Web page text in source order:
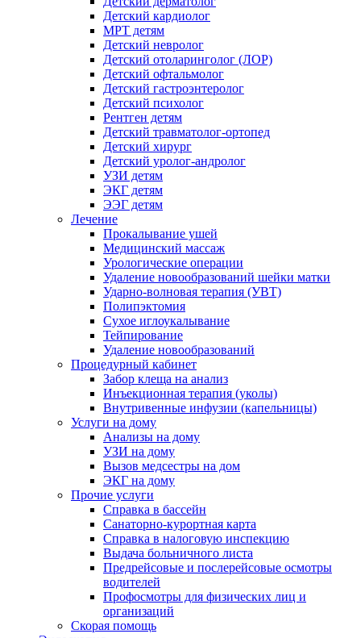
Детский кардиолог
МРТ детям
Детский невролог
Детский отоларинголог (ЛОР)
Детский офтальмолог
Детский гастроэнтеролог
Детский психолог
Рентген детям
Детский травматолог-ортопед
Детский хирург
Детский уролог-андролог
УЗИ детям
ЭКГ детям
ЭЭГ детям
Лечение
Прокалывание ушей
Медицинский массаж
Урологические операции
Удаление новообразований шейки матки
Ударно-волновая терапия (УВТ)
Полипэктомия
Сухое иглоукалывание
Тейпирование
Удаление новообразований
Процедурный кабинет
Забор клеща на анализ
Инъекционная терапия (уколы)
Внутривенные инфузии (капельницы)
Услуги на дому
Анализы на дому
УЗИ на дому
Вызов медсестры на дом
ЭКГ на дому
Прочие услуги
Справка в бассейн
Санаторно-курортная карта
Справка в налоговую инспекцию
Выдача больничного листа
Предрейсовые и послерейсовые осмотры
водителей
Профосмотры для физических лиц и
организаций
Скорая помощь